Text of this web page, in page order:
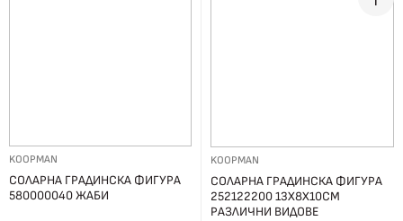
KOOPMAN
СОЛАРНА ГРАДИНСКА ФИГУРА
580000040 ЖАБИ
KOOPMAN
СОЛАРНА ГРАДИНСКА ФИГУРА
252122200 13X8X10СМ
РАЗЛИЧНИ ВИДОВЕ